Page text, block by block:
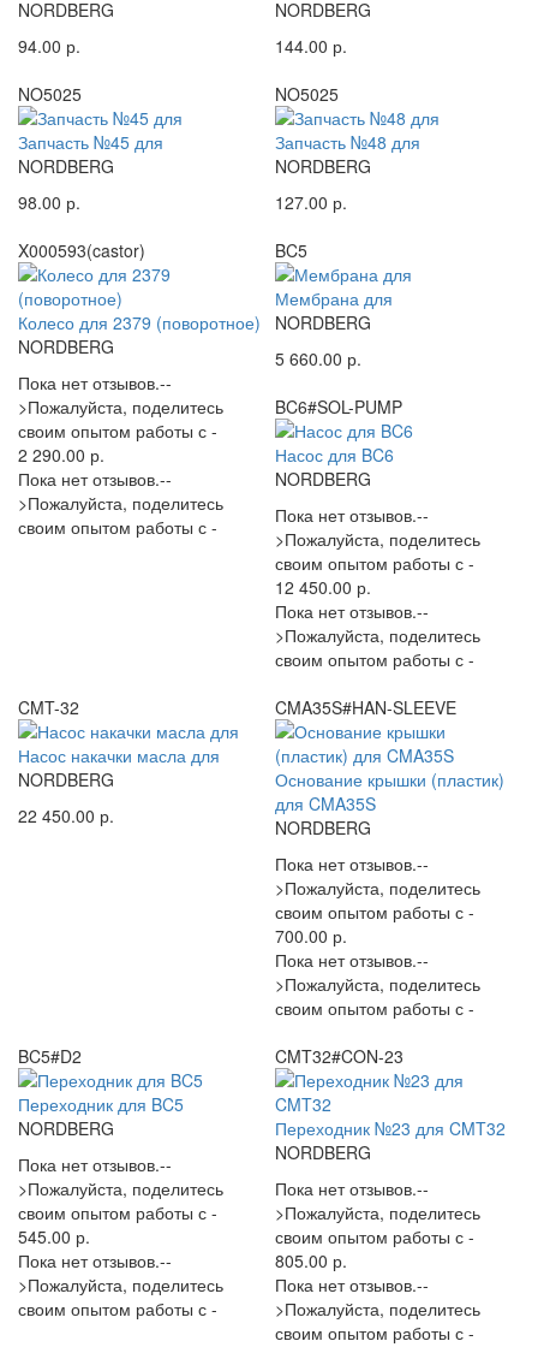
NORDBERG
94.00 р.
NORDBERG
144.00 р.
NO5025
Запчасть №45 для
NORDBERG
98.00 р.
NO5025
Запчасть №48 для
NORDBERG
127.00 р.
X000593(castor)
Колесо для 2379 (поворотное)
NORDBERG
Пока нет отзывов.--
>Пожалуйста, поделитесь
своим опытом работы с -
2 290.00 р.
Пока нет отзывов.--
>Пожалуйста, поделитесь
своим опытом работы с -
BC5
Мембрана для
NORDBERG
5 660.00 р.
BC6#SOL-PUMP
Насос для BC6
NORDBERG
Пока нет отзывов.--
>Пожалуйста, поделитесь
своим опытом работы с -
12 450.00 р.
Пока нет отзывов.--
>Пожалуйста, поделитесь
своим опытом работы с -
CMT-32
Насос накачки масла для
NORDBERG
22 450.00 р.
CMA35S#HAN-SLEEVE
Основание крышки (пластик)
для CMA35S
NORDBERG
Пока нет отзывов.--
>Пожалуйста, поделитесь
своим опытом работы с -
700.00 р.
Пока нет отзывов.--
>Пожалуйста, поделитесь
своим опытом работы с -
BC5#D2
Переходник для BC5
NORDBERG
Пока нет отзывов.--
>Пожалуйста, поделитесь
своим опытом работы с -
545.00 р.
Пока нет отзывов.--
>Пожалуйста, поделитесь
своим опытом работы с -
CMT32#CON-23
Переходник №23 для CMT32
NORDBERG
Пока нет отзывов.--
>Пожалуйста, поделитесь
своим опытом работы с -
805.00 р.
Пока нет отзывов.--
>Пожалуйста, поделитесь
своим опытом работы с -